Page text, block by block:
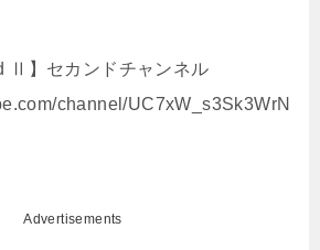
Ⅱ】セカンドチャンネル
channel/UC7xW_s3Sk3WrN
Advertisements